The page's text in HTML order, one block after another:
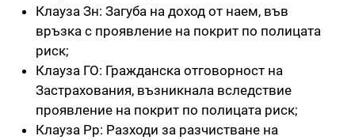
Клауза Зн: Загуба на доход от наем, във
връзка с проявление на покрит по полицата
риск;
Клауза ГО: Гражданска отговорност на
Застрахования, възникнала вследствие
проявление на покрит по полицата риск;
Клауза Рр: Разходи за разчистване на